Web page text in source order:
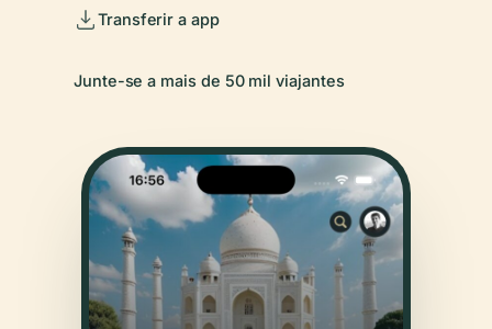
Transferir a app
Junte-se a mais de 50 mil viajantes